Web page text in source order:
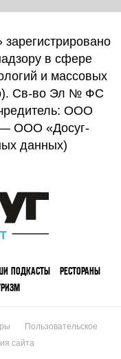
в сфере
и массовых
Св-во Эл № ФС
ООО
— ООО «Досуг-
данных)
ПОДКАСТЫ
РЕСТОРАНЫ
Пользовательское
сайта